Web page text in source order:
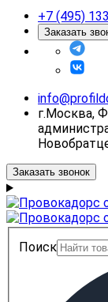
+7 (495)
Заказать
г.Москва,
Заказать звонок
Поиск